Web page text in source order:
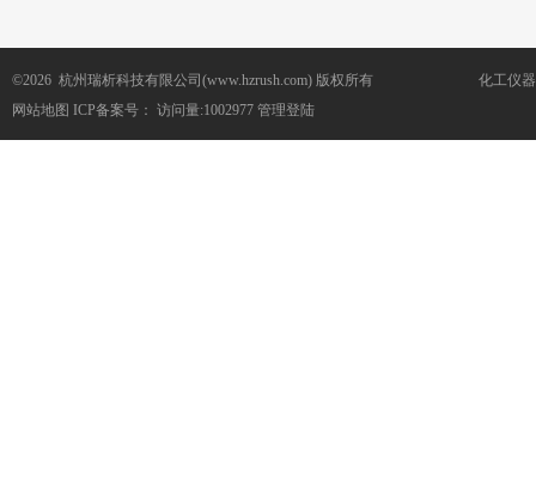
©2026 杭州瑞析科技有限公司(www.hzrush.com) 版权所有
网站地图 ICP备案号： 访问量:1002977 管理登陆
化工仪